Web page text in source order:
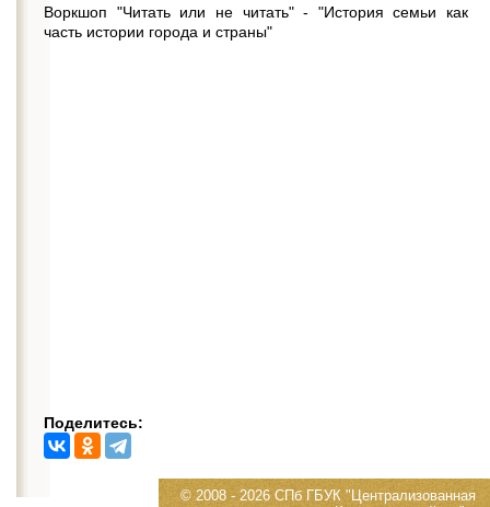
Воркшоп "Читать или не читать" - "История семьи как
часть истории города и страны"
Поделитесь:
© 2008 - 2026 СПб ГБУК "Централизованная